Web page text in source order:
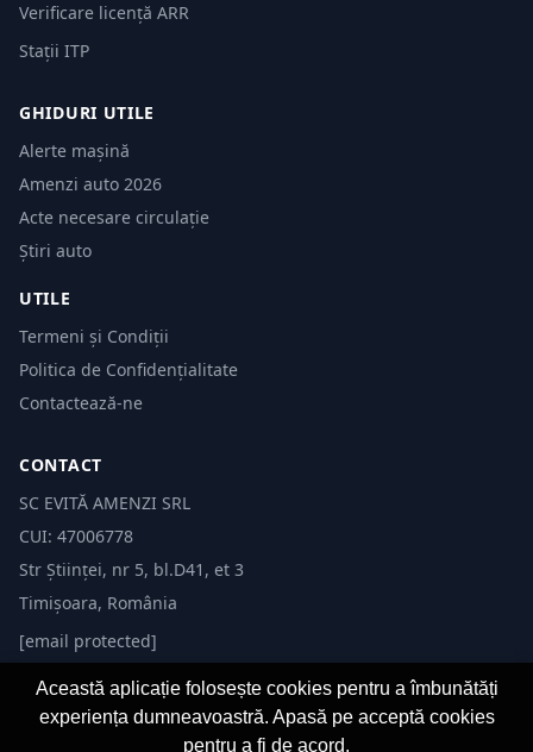
Verificare licență ARR
Stații ITP
GHIDURI UTILE
Alerte mașină
Amenzi auto 2026
Acte necesare circulație
Știri auto
UTILE
Termeni și Condiții
Politica de Confidențialitate
Contactează-ne
CONTACT
SC EVITĂ AMENZI SRL
CUI: 47006778
Str Științei, nr 5, bl.D41, et 3
Timișoara, România
[email protected]
Această aplicație folosește cookies pentru a îmbunătăți
experiența dumneavoastră. Apasă pe acceptă cookies
pentru a fi de acord.